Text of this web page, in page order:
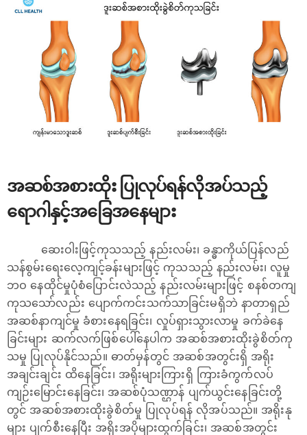
အဆစ်အစားထိုး ပြုလုပ်ရန်လိုအပ်သည့်
ရောဂါနှင့်အခြေအနေများ
ဆေးဝါးဖြင့်ကုသသည့် နည်းလမ်း၊ ခန္ဓာကိုယ်ပြန်လည်
သန်စွမ်းရေးလေ့ကျင့်ခန်းများဖြင့် ကုသသည့် နည်းလမ်း၊ လူမှု
ဘဝ နေထိုင်မှုပုံစံပြောင်းလဲသည့် နည်းလမ်းများဖြင့် စနစ်တကျ
ကုသသော်လည်း ပျောက်ကင်းသက်သာခြင်းမရှိဘဲ နာတာရှည်
အဆစ်နာကျင်မှု ခံစားနေရခြင်း၊ လှုပ်ရှားသွားလာမှု ခက်ခဲနေ
ခြင်းများ ဆက်လက်ဖြစ်ပေါ်နေပါက အဆစ်အစားထိုးခွဲစိတ်ကု
သမှု ပြုလုပ်နိုင်သည်။ ဓာတ်မှန်တွင် အဆစ်အတွင်းရှိ အရိုး
အချင်းချင်း ထိနေခြင်း၊ အရိုးများကြားရှိ ကြားခံကွက်လပ်
ကျဉ်းမြောင်းနေခြင်း၊ အဆစ်ပုံသဏ္ဌာန် ပျက်ယွင်းနေခြင်းတို့
တွင် အဆစ်အစားထိုးခွဲစိတ်မှု ပြုလုပ်ရန် လိုအပ်သည်။ အရိုးနု
များ ပျက်စီးနေပြီး အရိုးအပိုများထွက်ခြင်း၊ အဆစ်အတွင်း